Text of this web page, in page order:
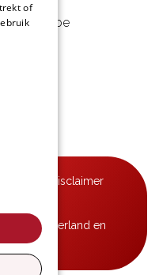
Disclaimer
Nederland en
of